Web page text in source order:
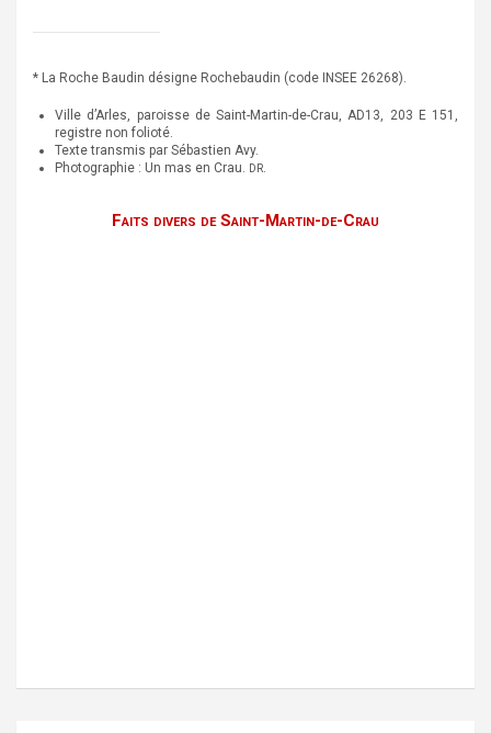
* La Roche Baudin désigne Rochebaudin (code INSEE 26268).
Ville d’Arles, paroisse de Saint-Martin-de-Crau, AD13, 203 E 151,
registre non folioté.
Texte transmis par Sébastien Avy.
Photographie : Un mas en Crau. DR.
Faits divers de Saint-Martin-de-Crau